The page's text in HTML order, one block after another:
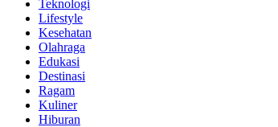
Teknologi
Lifestyle
Kesehatan
Olahraga
Edukasi
Destinasi
Ragam
Kuliner
Hiburan